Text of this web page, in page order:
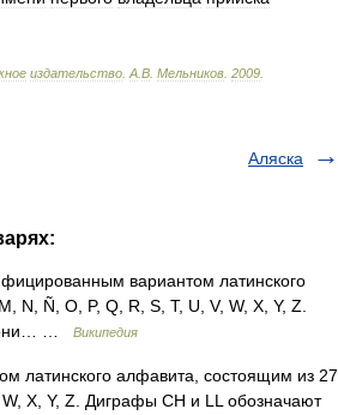
издательство А В Мельников 2009
Аляска
вариантом латинского
N, Ñ, O, P, Q, R, S, T, U, V, W, X, Y, Z.
они… …
Википедия
латинского алфавита, состоящим из 27
X, Y, Z. Диграфы CH и LL обозначают